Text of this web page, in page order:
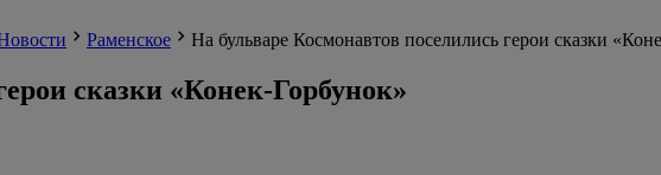
Раменское На бульваре Космонавтов поселились герои сказки
сказки «Конек-Горбунок»